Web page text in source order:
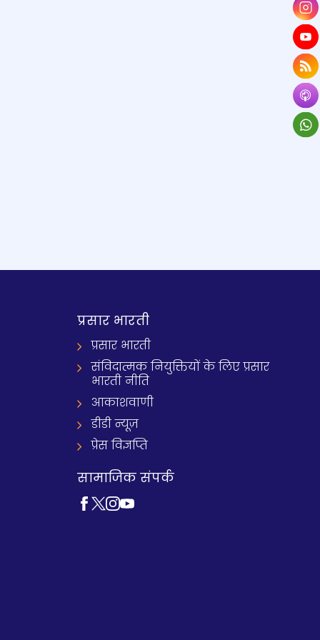
प्रसार भारती
प्रसार भारती
संविदात्मक नियुक्तियों के लिए प्रसार
भारती नीति
आकाशवाणी
डीडी न्यूज़
प्रेस विज्ञप्ति
सामाजिक संपर्क